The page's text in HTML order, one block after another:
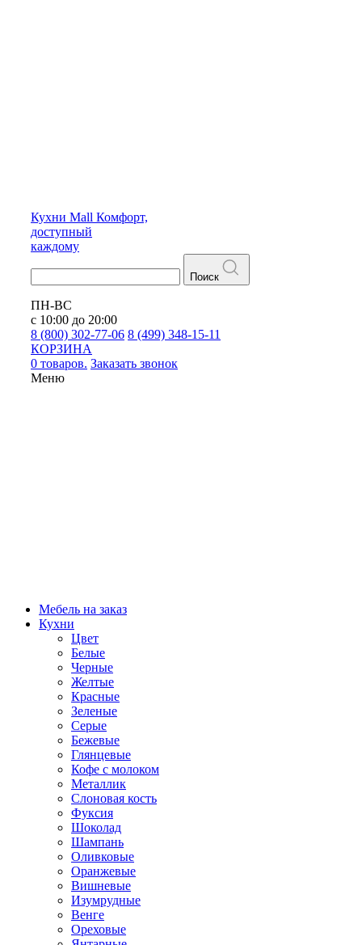
Кухни Mall Комфорт,
доступный
каждому
Поиск
ПН-ВС
с 10:00 до 20:00
8 (800) 302-77-06 8 (499) 348-15-11
КОРЗИНА
0 товаров. Заказать звонок
Меню
Мебель на заказ
Кухни
Цвет
Белые
Черные
Желтые
Красные
Зеленые
Серые
Бежевые
Глянцевые
Кофе с молоком
Металлик
Слоновая кость
Фуксия
Шоколад
Шампань
Оливковые
Оранжевые
Вишневые
Изумрудные
Венге
Ореховые